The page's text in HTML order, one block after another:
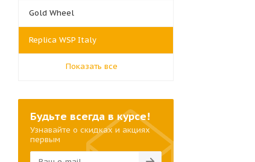
Gold Wheel
Replica WSP Italy
Показать все
Будьте всегда в курсе!
Узнавайте о скидках и акциях
первым